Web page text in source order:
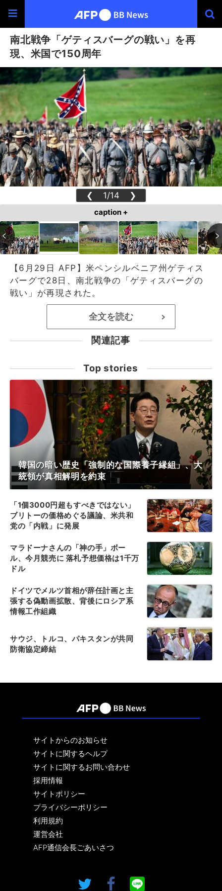
南北戦争「ゲティスバーグの戦い」を再
現、米国で150周年
❮ 1/14 ❯
caption +
【6月29日 AFP】米ペンシルベニア州ゲティス
バーグで28日、南北戦争の「ゲティスバーグの
戦い」が再現された。
全文を読む >
関連記事
Top stories
韓国の暗い歴史「強制的な国際養子縁組」、大
統領が真相解明を約束
「1個3000円超もすべきではない」
ブリトーの価格めぐる議論、米共和
党の「内戦」に発展
マラドーナさんの「神の手」ボー
ル、今月競売に 落札予想価格は1千万
ドル
ドイツでメルツ首相が辞任計画と主
張する偽動画拡散、背後にロシア系
情報工作組織
サウジ、トルコ、パキスタンが共同
防衛協定締結
サイトからのお知らせ
サイトに関するヘルプ
サイトに関するお問い合わせ
採用情報
サイトポリシー
プライバシーポリシー
利用規約
運営会社
AFP通信会長ごあいさつ